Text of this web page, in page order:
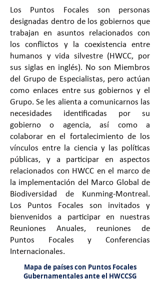
Los Puntos Focales son personas
designadas dentro de los gobiernos que
trabajan en asuntos relacionados con
los conflictos y la coexistencia entre
humanos y vida silvestre (HWCC, por
sus siglas en inglés). No son Miembros
del Grupo de Especialistas, pero actúan
como enlaces entre sus gobiernos y el
Grupo. Se les alienta a comunicarnos las
necesidades identificadas por su
gobierno o agencia, así como a
colaborar en el fortalecimiento de los
vínculos entre la ciencia y las políticas
públicas, y a participar en aspectos
relacionados con HWCC en el marco de
la implementación del Marco Global de
Biodiversidad de Kunming-Montreal.
Los Puntos Focales son invitados y
bienvenidos a participar en nuestras
Reuniones Anuales, reuniones de
Puntos Focales y Conferencias
Internacionales.
Mapa de países con Puntos Focales
Gubernamentales ante el HWCCSG